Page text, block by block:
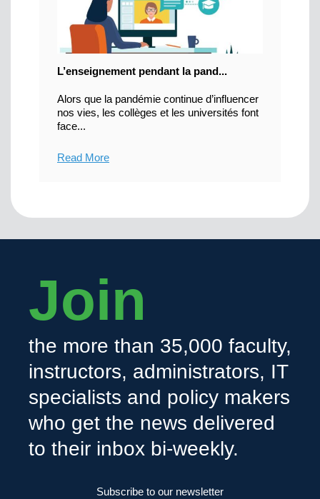
L’enseignement pendant la pand...
Alors que la pandémie continue d’influencer
nos vies, les collèges et les universités font
face...
Read More
Join
the more than 35,000 faculty,
instructors, administrators, IT
specialists and policy makers
who get the news delivered
to their inbox bi-weekly.
Subscribe to our newsletter